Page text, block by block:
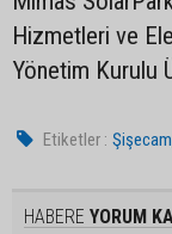
Hizmetleri ve
Yönetim Kurulu
Etiketler : Şişecam
HABERE YORUM